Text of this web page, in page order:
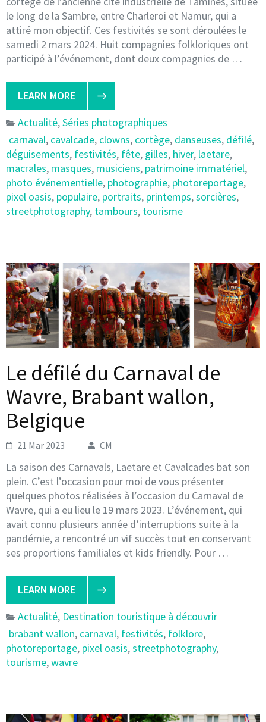
le long de la Sambre, entre Charleroi et Namur, qui a
attiré mon objectif. Ces festivités se sont déroulées le
samedi 2 mars 2024. Huit compagnies folkloriques ont
participé à l’événement, dont deux compagnies de …
LEARN MORE
Actualité,Séries photographiques
carnaval, cavalcade, clowns, cortège, danseuses, défilé,
déguisements, festivités, fête, gilles, hiver, laetare,
macrales, masques, musiciens, patrimoine immatériel,
photo événementielle, photographie, photoreportage,
pixel oasis, populaire, portraits, printemps,sorcières,
streetphotography, tambours, tourisme
Le défilé du Carnaval de
Wavre, Brabant wallon,
Belgique
21 Mar 2023 CM
La saison des Carnavals, Laetare et Cavalcades bat son
plein. C’est l’occasion pour moi de vous présenter
quelques photos réalisées à l’occasion du Carnaval de
Wavre, qui a eu lieu le 19 mars 2023. L’événement, qui
avait connu plusieurs année d’interruptions suite à la
pandémie, a rencontré un vif succès tout en conservant
ses proportions familiales et kids friendly. Pour …
LEARN MORE
Actualité, Destination touristique à découvrir
brabant wallon, carnaval, festivités, folklore,
photoreportage, pixel oasis,streetphotography,
tourisme,wavre